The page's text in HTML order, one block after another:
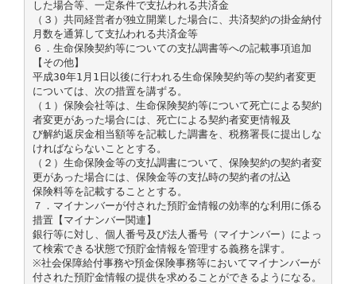
した場合等、一定条件で支払われる共済金
（３）共同経営者が独立開業した場合に、共済契約の掛金納付
月数を通算して支払われる共済金等
６．生命保険契約等についての支払調書等への記載事項追加
【その他】
平成30年1月1日以後に行われる生命保険契約等の契約者変更
については、次の措置を講ずる。
（１）保険会社等は、生命保険契約等について死亡による契約
者変更があった場合には、死亡による契約者変更情報及
び解約返戻金相当額等を記載した調書を、税務署長に提出しな
ければならないこととする。
（２）生命保険金等の支払調書について、保険契約の契約者変
更があった場合には、保険金等の支払時の契約者の払込
保険料等を記載することとする。
７．マイナンバーが付された預貯金情報の効率的な利用に係る
措置【マイナンバー関連】
銀行等に対し、個人番号及び法人番号（マイナンバー）によっ
て検索できる状態で預貯金情報を管理する義務を課す。
※社会保障給付事務や預金保険事務等においてマイナンバーが
付された預貯金情報の提供を求めることができるようになる。